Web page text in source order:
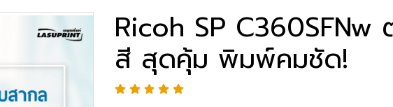
Ricoh SP
สี สุดคุ้ม พิมพ์คมชัด!